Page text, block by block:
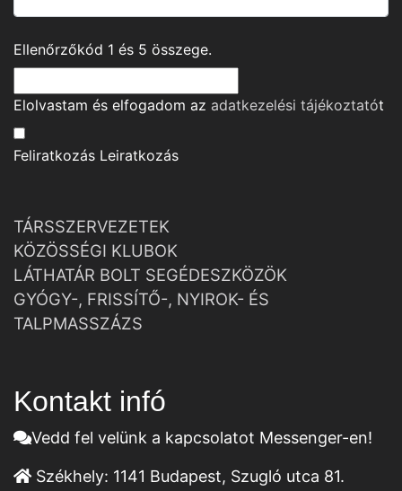
Ellenőrzőkód 1 és 5 összege.
Elolvastam és elfogadom az adatkezelési tájékoztatót
Feliratkozás Leiratkozás
TÁRSSZERVEZETEK
KÖZÖSSÉGI KLUBOK
LÁTHATÁR BOLT SEGÉDESZKÖZÖK
GYÓGY-, FRISSÍTŐ-, NYIROK- ÉS
TALPMASSZÁZS
Kontakt infó
Vedd fel velünk a kapcsolatot Messenger-en!
Székhely: 1141 Budapest, Szugló utca 81.